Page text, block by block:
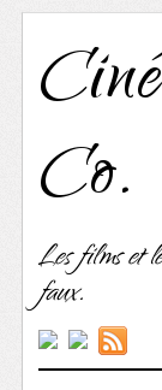
Co.
Les films et
faux.